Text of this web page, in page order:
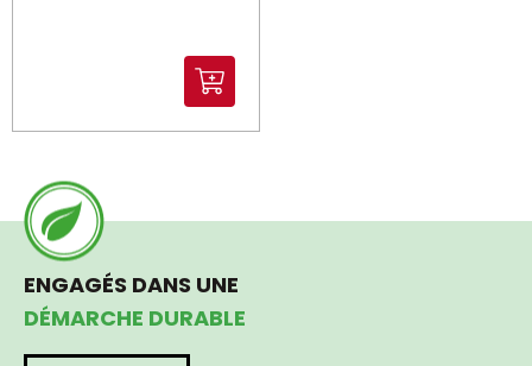
ENGAGÉS DANS UNE
DÉMARCHE DURABLE